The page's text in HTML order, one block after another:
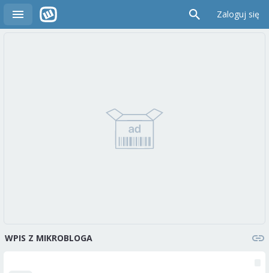
Zaloguj się
WPIS Z MIKROBLOGA